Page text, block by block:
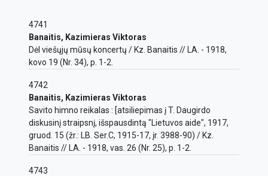
4741
Banaitis, Kazimieras Viktoras
Dėl viešųjų mūsų koncertų / Kz. Banaitis // LA. - 1918,
kovo 19 (Nr. 34), p. 1-2.
4742
Banaitis, Kazimieras Viktoras
Savito himno reikalas : [atsiliepimas į T. Daugirdo
diskusinį straipsnį, išspausdintą "Lietuvos aide", 1917,
gruod. 15 (žr.: LB. Ser.C, 1915-17, įr. 3988-90) / Kz.
Banaitis // LA. - 1918, vas. 26 (Nr. 25), p. 1-2.
4743